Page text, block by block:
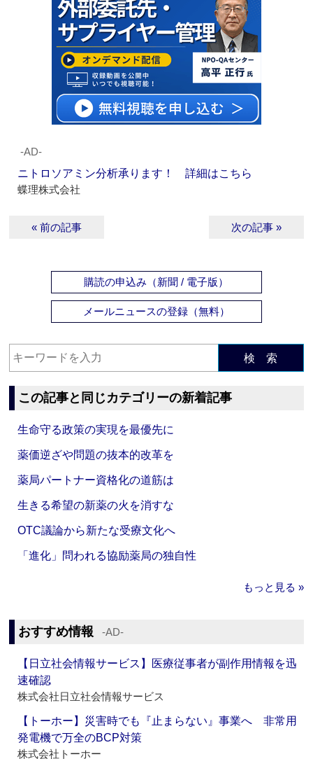
‐AD‐
ニトロソアミン分析承ります！ 詳細はこちら
蝶理株式会社
« 前の記事 次の記事 »
購読の申込み（新聞 / 電子版）
メールニュースの登録（無料）
検 索
この記事と同じカテゴリーの新着記事
生命守る政策の実現を最優先に
薬価逆ざや問題の抜本的改革を
薬局パートナー資格化の道筋は
生きる希望の新薬の火を消すな
OTC議論から新たな受療文化へ
「進化」問われる協励薬局の独自性
もっと見る »
おすすめ情報 ‐AD‐
【日立社会情報サービス】医療従事者が副作用情報を迅
速確認
株式会社日立社会情報サービス
【トーホー】災害時でも『止まらない』事業へ 非常用
発電機で万全のBCP対策
株式会社トーホー